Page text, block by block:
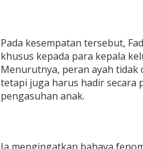
Pada kesempatan tersebut,
khusus kepada para kepala
Menurutnya, peran ayah tidak
tetapi juga harus hadir secara
pengasuhan anak.